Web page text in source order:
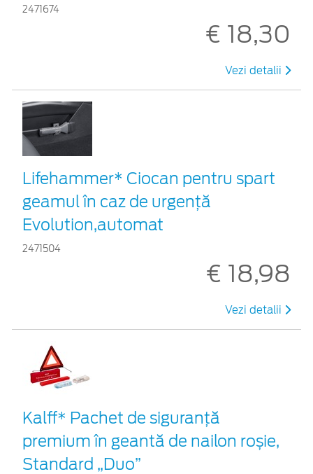
2471674
€ 18,30
Vezi detalii
Lifehammer* Ciocan pentru spart
geamul în caz de urgenţă
Evolution,automat
2471504
€ 18,98
Vezi detalii
Kalff* Pachet de siguranţă
premium în geantă de nailon roșie,
Standard „Duo”